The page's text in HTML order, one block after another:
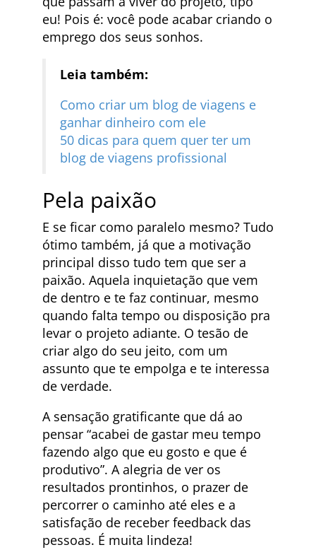
eu! Pois é: você pode acabar criando o
emprego dos seus sonhos.
Leia também:
Como criar um blog de viagens e
ganhar dinheiro com ele
50 dicas para quem quer ter um
blog de viagens profissional
Pela paixão
E se ficar como paralelo mesmo? Tudo
ótimo também, já que a motivação
principal disso tudo tem que ser a
paixão. Aquela inquietação que vem
de dentro e te faz continuar, mesmo
quando falta tempo ou disposição pra
levar o projeto adiante. O tesão de
criar algo do seu jeito, com um
assunto que te empolga e te interessa
de verdade.
A sensação gratificante que dá ao
pensar “acabei de gastar meu tempo
fazendo algo que eu gosto e que é
produtivo”. A alegria de ver os
resultados prontinhos, o prazer de
percorrer o caminho até eles e a
satisfação de receber feedback das
pessoas. É muita lindeza!